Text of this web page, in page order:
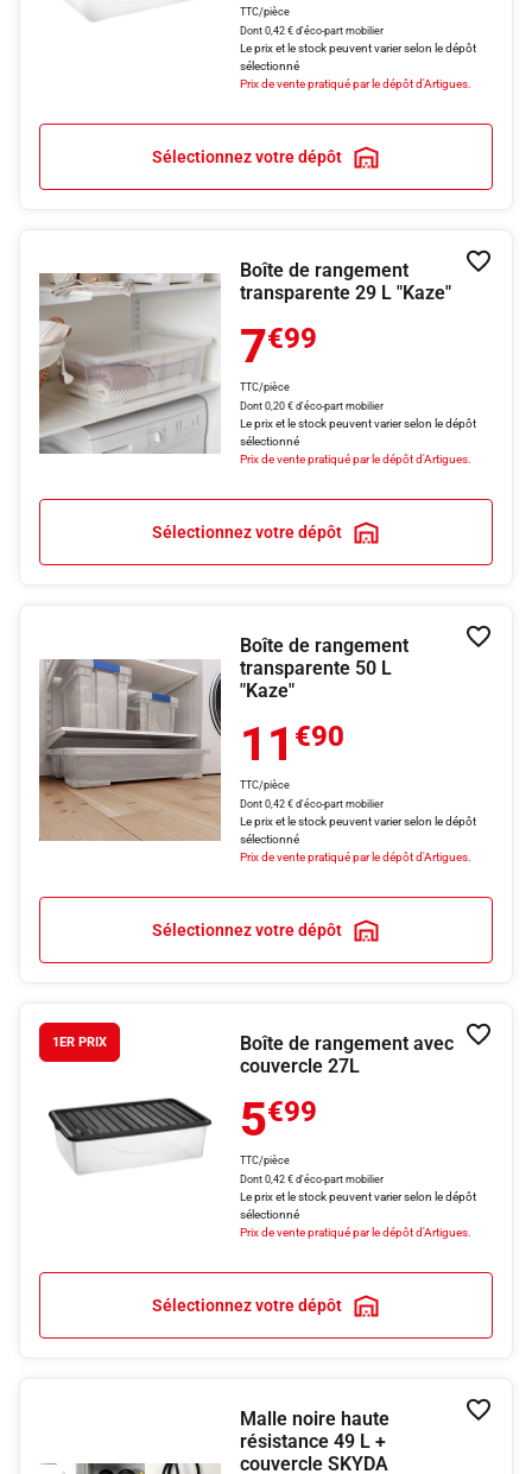
TTC/pièce
Dont 0,42 € d'éco-part mobilier
Le prix et le stock peuvent varier selon le dépôt
sélectionné
Prix de vente pratiqué par le dépôt d'Artigues.
Sélectionnez votre dépôt
Boîte de rangement
transparente 29 L "Kaze"
7€99
TTC/pièce
Dont 0,20 € d'éco-part mobilier
Le prix et le stock peuvent varier selon le dépôt
sélectionné
Prix de vente pratiqué par le dépôt d'Artigues.
Sélectionnez votre dépôt
Boîte de rangement
transparente 50 L
"Kaze"
11 €90
TTC/pièce
Dont 0,42 € d'éco-part mobilier
Le prix et le stock peuvent varier selon le dépôt
sélectionné
Prix de vente pratiqué par le dépôt d'Artigues.
Sélectionnez votre dépôt
1ER PRIX
Boîte de rangement avec
couvercle 27L
5€99
TTC/pièce
Dont 0,42 € d'éco-part mobilier
Le prix et le stock peuvent varier selon le dépôt
sélectionné
Prix de vente pratiqué par le dépôt d'Artigues.
Sélectionnez votre dépôt
Malle noire haute
résistance 49 L +
couvercle SKYDA